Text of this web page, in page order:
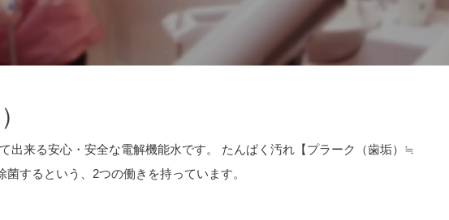
出来る安心・安全な電解機能水です。 たんぱく汚れ【プラーク（歯垢）≒
菌するという、2つの働きを持っています。